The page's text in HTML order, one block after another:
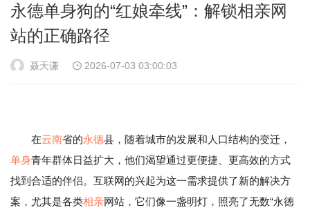
永德单身狗的“红娘牵线”：解锁相亲网
站的正确路径
聂天谦 2026-07-03 03:00:03
在云南省的永德县，随着城市的发展和人口结构的变迁，
单身青年群体日益扩大，他们渴望通过更便捷、更高效的方式
找到合适的伴侣。互联网的兴起为这一需求提供了新的解决方
案，尤其是各类相亲网站，它们像一盏明灯，照亮了无数“永德